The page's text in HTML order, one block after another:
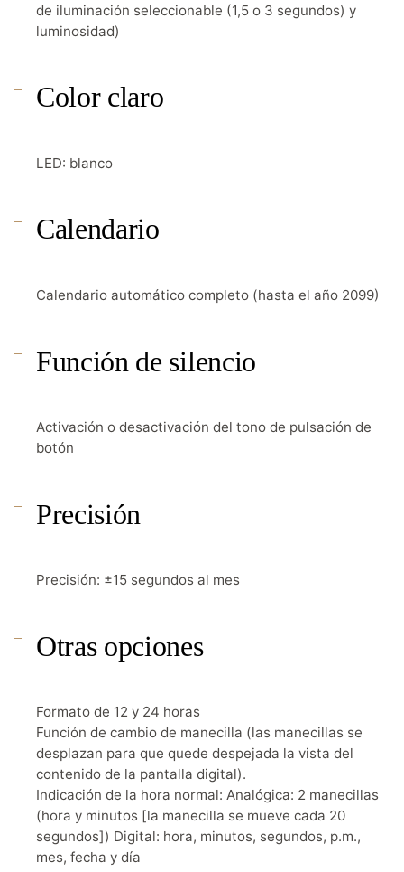
de iluminación seleccionable (1,5 o 3 segundos) y
luminosidad)
Color claro
LED: blanco
Calendario
Calendario automático completo (hasta el año 2099)
Función de silencio
Activación o desactivación del tono de pulsación de
botón
Precisión
Precisión: ±15 segundos al mes
Otras opciones
Formato de 12 y 24 horas
Función de cambio de manecilla (las manecillas se
desplazan para que quede despejada la vista del
contenido de la pantalla digital).
Indicación de la hora normal: Analógica: 2 manecillas
(hora y minutos [la manecilla se mueve cada 20
segundos]) Digital: hora, minutos, segundos, p.m.,
mes, fecha y día